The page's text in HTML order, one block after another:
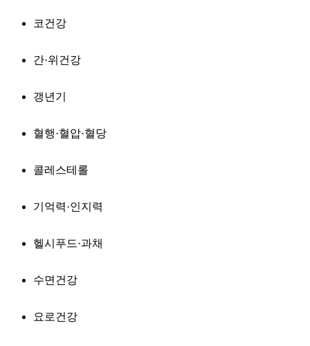
코건강
간·위건강
갱년기
혈행·혈압·혈당
콜레스테롤
기억력·인지력
헬시푸드·과채
수면건강
요로건강